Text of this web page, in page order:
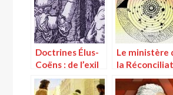
Doctrines Élus-
Coëns : de l’exil
au retour, quel
cheminement ?
Le ministère
la